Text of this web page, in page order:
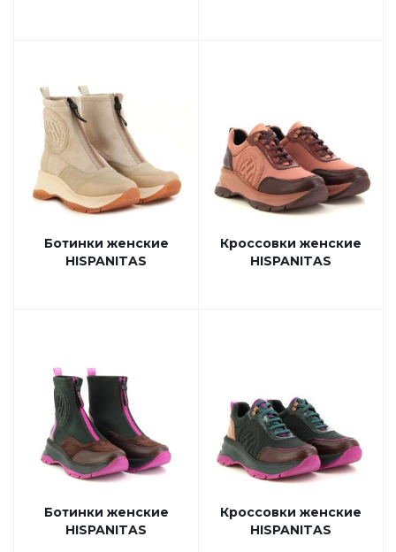
Ботинки женские
HISPANITAS
Кроссовки женские
HISPANITAS
Ботинки женские
HISPANITAS
Кроссовки женские
HISPANITAS